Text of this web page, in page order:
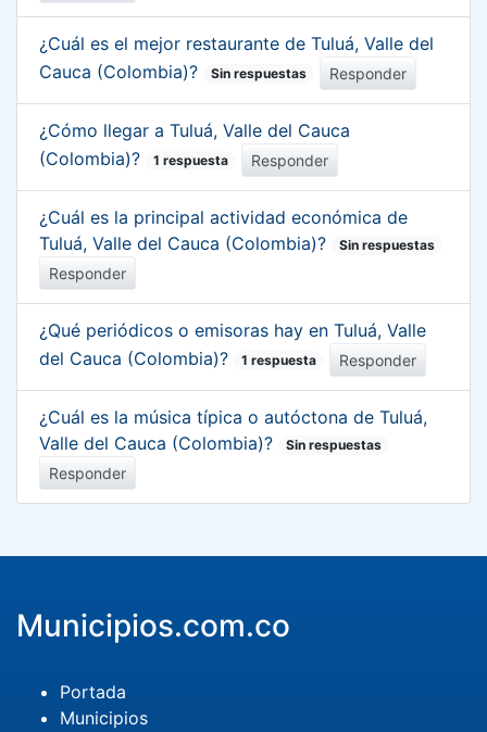
¿Cuál es el mejor restaurante de Tuluá, Valle del
Cauca (Colombia)?
Sin respuestas Responder
¿Cómo llegar a Tuluá, Valle del Cauca
(Colombia)?
1 respuesta Responder
¿Cuál es la principal actividad económica de
Tuluá, Valle del Cauca (Colombia)?
Sin respuestas
Responder
¿Qué periódicos o emisoras hay en Tuluá, Valle
del Cauca (Colombia)?
1 respuesta Responder
¿Cuál es la música típica o autóctona de Tuluá,
Valle del Cauca (Colombia)?
Sin respuestas
Responder
Municipios.com.co
Portada
Municipios